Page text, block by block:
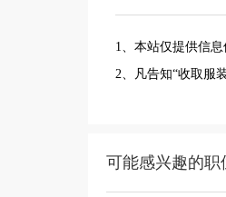
1、本站仅提供信
2、凡告知“收取服
可能感兴趣的职